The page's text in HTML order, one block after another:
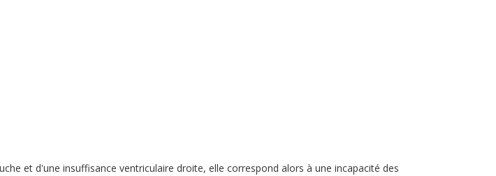
et d'une insuffisance ventriculaire droite, elle correspond alors à une incapacité des